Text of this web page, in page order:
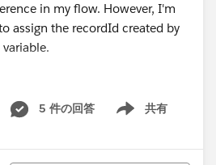
in my flow. However, I'm
assign the recordId created by
which shows how it's
Record palette tool -
5 件の回答 共有
Show menu